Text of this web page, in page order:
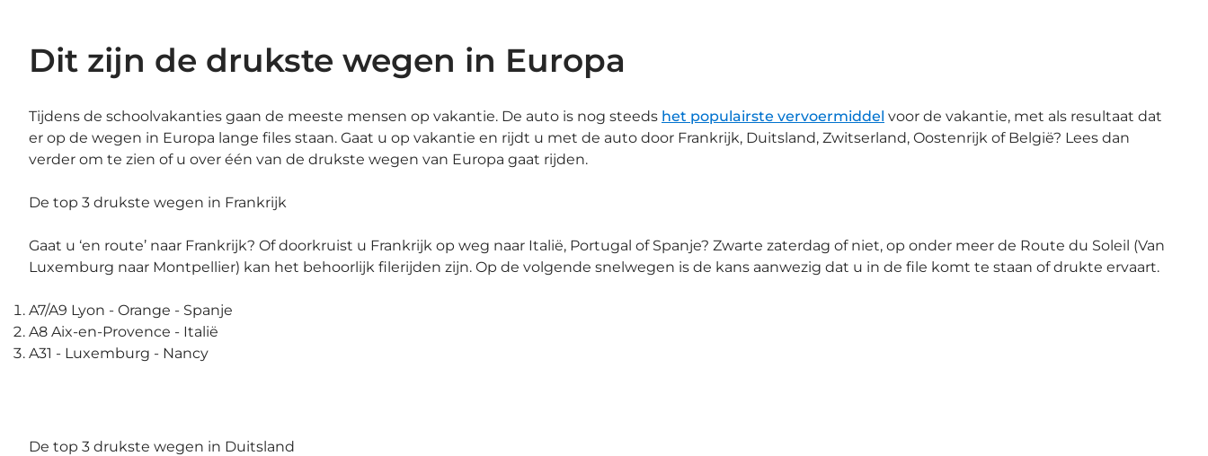
Dit zijn de drukste wegen in Europa
Tijdens de schoolvakanties gaan de meeste mensen op vakantie. De auto is nog steeds het populairste vervoermiddel voor de vakantie, met als resultaat dat
er op de wegen in Europa lange files staan. Gaat u op vakantie en rijdt u met de auto door Frankrijk, Duitsland, Zwitserland, Oostenrijk of België? Lees dan
verder om te zien of u over één van de drukste wegen van Europa gaat rijden.
De top 3 drukste wegen in Frankrijk
Gaat u ‘en route’ naar Frankrijk? Of doorkruist u Frankrijk op weg naar Italië, Portugal of Spanje? Zwarte zaterdag of niet, op onder meer de Route du Soleil (Van
Luxemburg naar Montpellier) kan het behoorlijk filerijden zijn. Op de volgende snelwegen is de kans aanwezig dat u in de file komt te staan of drukte ervaart.
A7/A9 Lyon - Orange - Spanje
A8 Aix-en-Provence - Italië
A31 - Luxemburg - Nancy
De top 3 drukste wegen in Duitsland